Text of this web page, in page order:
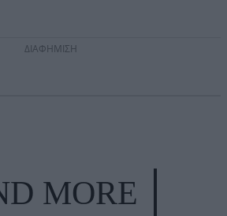
ΔΙΑΦΗΜΙΣΗ
MORE